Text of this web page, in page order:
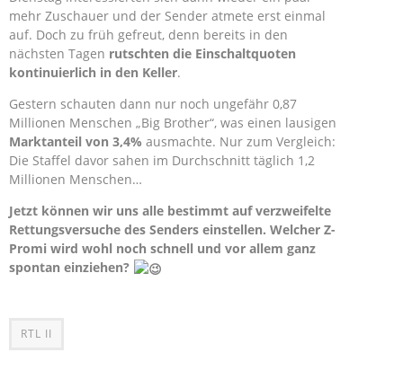
mehr Zuschauer und der Sender atmete erst einmal
auf. Doch zu früh gefreut, denn bereits in den
nächsten Tagen rutschten die Einschaltquoten
kontinuierlich in den Keller.
Gestern schauten dann nur noch ungefähr 0,87
Millionen Menschen „Big Brother“, was einen lausigen
Marktanteil von 3,4% ausmachte. Nur zum Vergleich:
Die Staffel davor sahen im Durchschnitt täglich 1,2
Millionen Menschen…
Jetzt können wir uns alle bestimmt auf verzweifelte
Rettungsversuche des Senders einstellen. Welcher Z-
Promi wird wohl noch schnell und vor allem ganz
spontan einziehen?
RTL II